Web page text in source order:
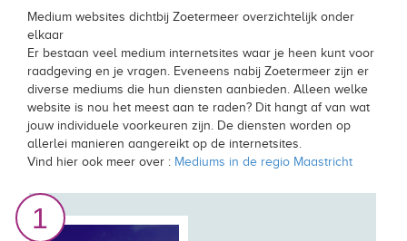
Medium websites dichtbij Zoetermeer overzichtelijk onder
elkaar
Er bestaan veel medium internetsites waar je heen kunt voor
raadgeving en je vragen. Eveneens nabij Zoetermeer zijn er
diverse mediums die hun diensten aanbieden. Alleen welke
website is nou het meest aan te raden? Dit hangt af van wat
jouw individuele voorkeuren zijn. De diensten worden op
allerlei manieren aangereikt op de internetsites.
Vind hier ook meer over : Mediums in de regio Maastricht
1